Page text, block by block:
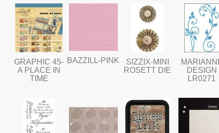
GRAPHIC 45-
A PLACE IN
TIME
BAZZILL-PINK
SIZZIX-MINI
ROSETT DIE
DESIGN
LR0271